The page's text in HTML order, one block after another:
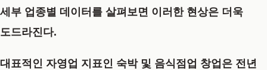
세부 업종별 데이터를 살펴보면 이러한 현상은 더욱
도드라진다.
대표적인 자영업 지표인 숙박 및 음식점업 창업은 전년